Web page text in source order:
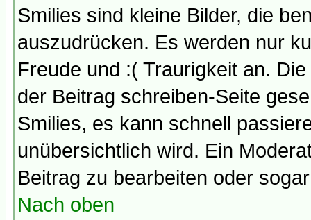
Smilies sind kleine Bilder, die
auszudrücken. Es werden nur
Freude und :( Traurigkeit an.
der Beitrag schreiben-Seite
Smilies, es kann schnell
unübersichtlich wird. Ein
Beitrag zu bearbeiten oder
Nach oben